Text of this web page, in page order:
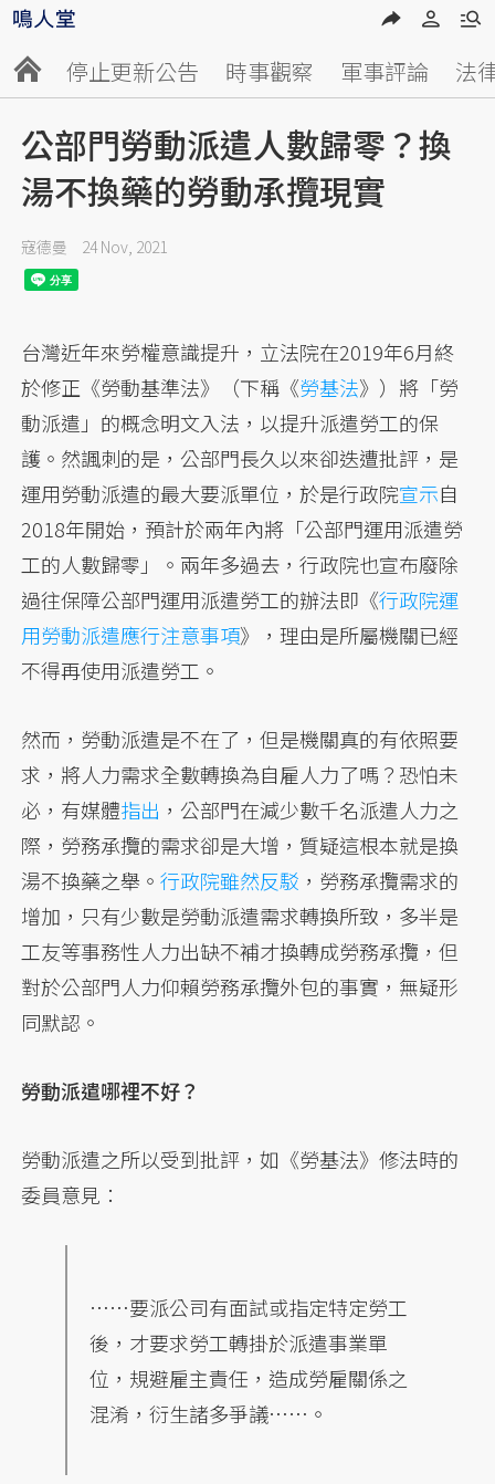
停止更新公告 時事觀察 軍事評論 法
公部門勞動派遣人數歸零？換
湯不換藥的勞動承攬現實
寇德曼 24 Nov, 2021
台灣近年來勞權意識提升，立法院在2019年6月終
於修正《勞動基準法》（下稱《勞基法》）將「勞
動派遣」的概念明文入法，以提升派遣勞工的保
護。然諷刺的是，公部門長久以來卻迭遭批評，是
運用勞動派遣的最大要派單位，於是行政院宣示自
2018年開始，預計於兩年內將「公部門運用派遣勞
工的人數歸零」。兩年多過去，行政院也宣布廢除
過往保障公部門運用派遣勞工的辦法即《行政院運
用勞動派遣應行注意事項》，理由是所屬機關已經
不得再使用派遣勞工。
然而，勞動派遣是不在了，但是機關真的有依照要
求，將人力需求全數轉換為自雇人力了嗎？恐怕未
必，有媒體指出 ，公部門在減少數千名派遣人力之
際，勞務承攬的需求卻是大增，質疑這根本就是換
湯不換藥之舉。行政院雖然反駁 ，勞務承攬需求的
增加，只有少數是勞動派遣需求轉換所致，多半是
工友等事務性人力出缺不補才換轉成勞務承攬，但
對於公部門人力仰賴勞務承攬外包的事實，無疑形
同默認。
勞動派遣哪裡不好？
勞動派遣之所以受到批評，如《勞基法》修法時的
委員意見：
……要派公司有面試或指定特定勞工
後，才要求勞工轉掛於派遣事業單
位，規避雇主責任，造成勞雇關係之
混淆，衍生諸多爭議……。